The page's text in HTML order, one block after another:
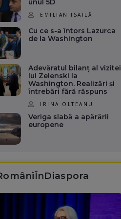
EMILIAN ISAILĂ
Cu ce s-a întors Lazurca
de la Washington
Adevăratul bilanț al vizitei
lui Zelenski la
Washington. Realizări și
întrebări fără răspuns
IRINA OLTEANU
Veriga slabă a apărării
europene